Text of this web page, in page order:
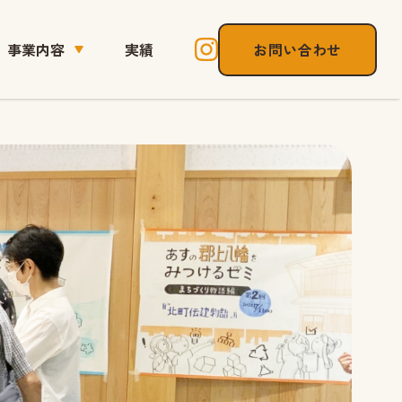
事業内容 実績 お問い合わせ